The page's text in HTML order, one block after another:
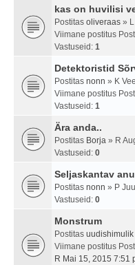
kas on huvilisi
Postitas oliveraas »
Viimane postitus
Vastuseid: 1
Detektoristid
Postitas nonn » K
Viimane postitus
Vastuseid: 1
Ära anda..
Postitas Borja » R
Vastuseid: 0
Seljaskantav
Postitas nonn » P
Vastuseid: 0
Monstrum
Postitas uudishimulik
Viimane postitus
R Mai 15, 2015 7:51